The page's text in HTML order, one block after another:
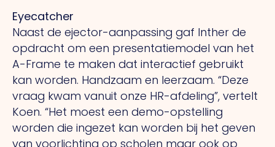
Eyecatcher
Naast de ejector-aanpassing gaf Inther de
opdracht om een presentatiemodel van het
A-Frame te maken dat interactief gebruikt
kan worden. Handzaam en leerzaam. “Deze
vraag kwam vanuit onze HR-afdeling”, vertelt
Koen. “Het moest een demo-opstelling
worden die ingezet kan worden bij het geven
van voorlichting op scholen maar ook op